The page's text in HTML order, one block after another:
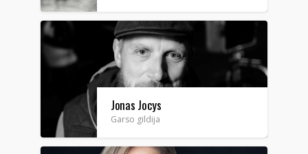
Jonas Jocys
Garso gildija